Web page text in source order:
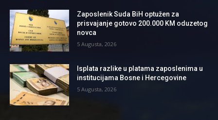
Zaposlenik Suda BiH optužen za
prisvajanje gotovo 200.000 KM oduzetog
novca
5 Augusta, 2026
Isplata razlike u platama zaposlenima u
institucijama Bosne i Hercegovine
5 Augusta, 2026